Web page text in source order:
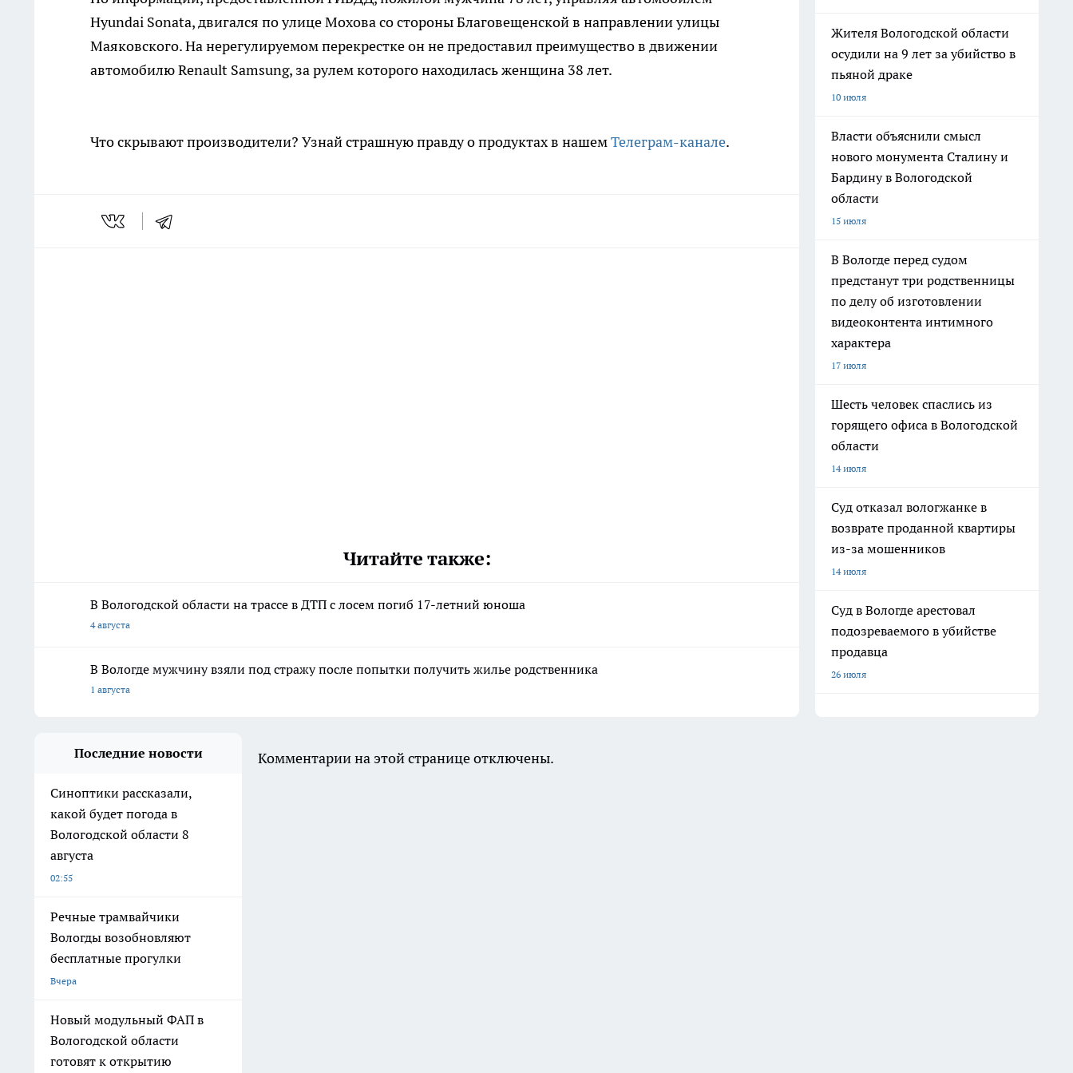
Hyundai Sonata, двигался по улице Мохова со стороны Благовещенской в направлении улицы
Маяковского. На нерегулируемом перекрестке он не предоставил преимущество в движении
автомобилю Renault Samsung, за рулем которого находилась женщина 38 лет.
Что скрывают производители? Узнай страшную правду о продуктах в нашемТелеграм-канале.
Читайте также:
В Вологодской области на трассе в ДТП с лосем погиб 17-летний юноша
4 августа
В Вологде мужчину взяли под стражу после попытки получить жилье родственника
1 августа
Жителя Вологодской области
осудили на 9 лет за убийство в
пьяной драке
10 июля
Власти объяснили смысл
нового монумента Сталину и
Бардину в Вологодской
области
15 июля
В Вологде перед судом
предстанут три родственницы
по делу об изготовлении
видеоконтента интимного
характера
17 июля
Шесть человек спаслись из
горящего офиса в Вологодской
области
14 июля
Суд отказал вологжанке в
возврате проданной квартиры
из-за мошенников
14 июля
Суд в Вологде арестовал
подозреваемого в убийстве
продавца
26 июля
Последние новости
Синоптики рассказали,
какой будет погода в
Вологодской области 8
августа
02:55
Речные трамвайчики
Вологды возобновляют
бесплатные прогулки
Вчера
Новый модульный ФАП в
Вологодской области
готовят к открытию
Комментарии на этой странице отключены.